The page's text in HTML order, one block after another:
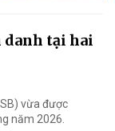
danh tại hai
vừa được
năm 2026.